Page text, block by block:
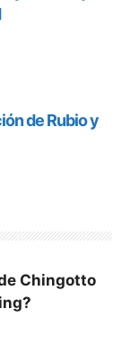
Chingotto